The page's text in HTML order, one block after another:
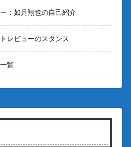
：如月翔也の自己紹介
レビューのスタンス
覧